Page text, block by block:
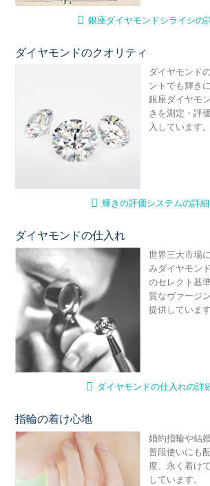
銀座ダイヤモンドシライシの
ダイヤモンドのクオリティ
ダイヤモンド
ントでも輝き
銀座ダイヤモ
きを測定・評
入しています。
輝きの評価システムの詳
ダイヤモンドの仕入れ
世界三大市場
みダイヤモン
のセレクト基
質なヴァージ
提供しています
ダイヤモンドの仕入れの詳
指輪の着け心地
婚約指輪や結
普段使いにも
度、永く着け
しています。